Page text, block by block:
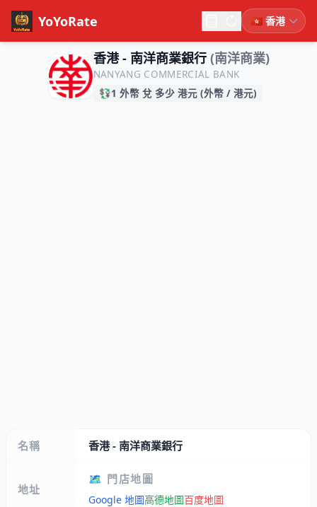
YoYoRate
香港 - 南洋商業銀行 (南洋商業)
NANYANG COMMERCIAL BANK
💱1 外幣 兌 多少 港元 (外幣 / 港元)
名稱 香港 - 南洋商業銀行
地址
🗺️ 門店地圖
Google 地圖高德地圖百度地圖